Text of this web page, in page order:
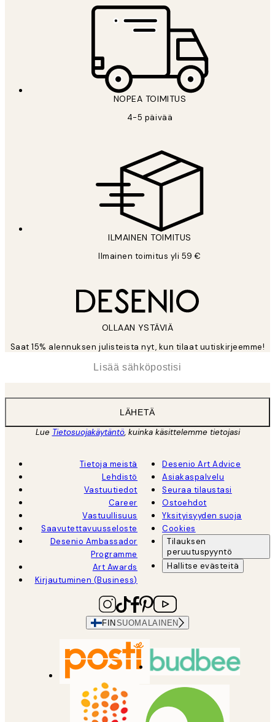
NOPEA TOIMITUS
4-5 päivää
ILMAINEN TOIMITUS
Ilmainen toimitus yli 59 €
OLLAAN YSTÄVIÄ
Saat 15% alennuksen julisteista nyt, kun tilaat uutiskirjeemme!
LÄHETÄ
Lue Tietosuojakäytäntö, kuinka käsittelemme tietojasi
Tietoja meistä
Lehdistö
Vastuutiedot
Career
Vastuullisuus
Saavutettavuusseloste
Desenio Ambassador
Programme
Art Awards
Kirjautuminen (Business)
Desenio Art Advice
Asiakaspalvelu
Seuraa tilaustasi
Ostoehdot
Yksityisyyden suoja
Cookies
Tilauksen
peruutuspyyntö
Hallitse evästeitä
FIN SUOMALAINEN